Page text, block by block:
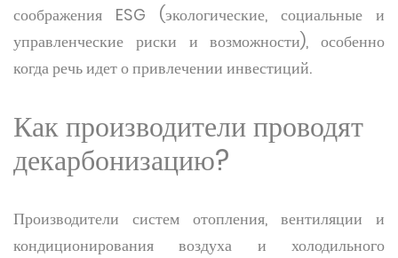
соображения ESG (экологические, социальные и
управленческие риски и возможности), особенно
когда речь идет о привлечении инвестиций.
Как производители проводят
декарбонизацию?
Производители систем отопления, вентиляции и
кондиционирования воздуха и холодильного